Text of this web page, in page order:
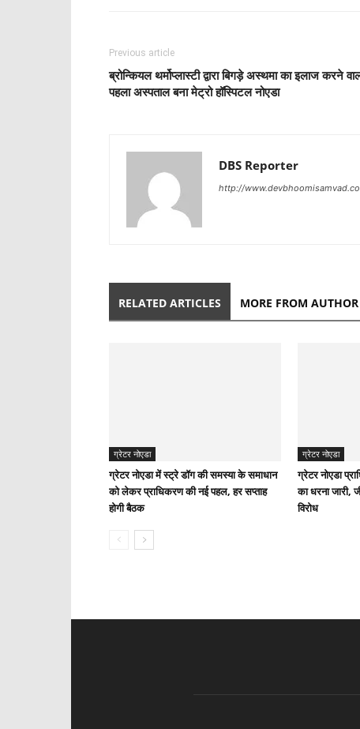
Previous article
ब्रोन्कियल थर्मोप्लास्टी द्वारा बिगड़े अस्थमा का इलाज करने
पहला अस्पताल बना मेट्रो हॉस्पिटल नोएडा
DBS Reporter
http://
RELATED ARTICLES MORE FROM AUTHOR
ग्रेटर नोएडा
ग्रेटर नोएडा में स्ट्रे डॉग की समस्या के समाधान
को लेकर प्राधिकरण की नई पहल, हर सप्ताह
होगी बैठक
ग्रेटर नोएडा
ग्रेटर नोएडा
का धरना जारी,
विरोध